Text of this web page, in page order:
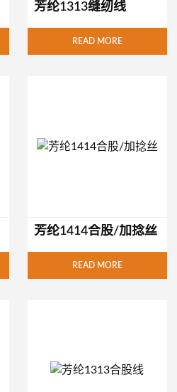
READ MORE
芳纶1313缝纫线
READ MORE
芳纶1414合股/加捻丝